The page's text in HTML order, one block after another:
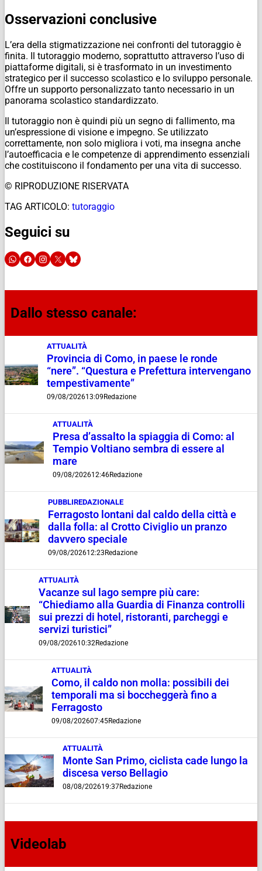
Osservazioni conclusive
L’era della stigmatizzazione nei confronti del tutoraggio è
finita. Il tutoraggio moderno, soprattutto attraverso l’uso di
piattaforme digitali, si è trasformato in un investimento
strategico per il successo scolastico e lo sviluppo personale.
Offre un supporto personalizzato tanto necessario in un
panorama scolastico standardizzato.
Il tutoraggio non è quindi più un segno di fallimento, ma
un’espressione di visione e impegno. Se utilizzato
correttamente, non solo migliora i voti, ma insegna anche
l’autoefficacia e le competenze di apprendimento essenziali
che costituiscono il fondamento per una vita di successo.
© RIPRODUZIONE RISERVATA
TAG ARTICOLO: tutoraggio
Seguici su
Dallo stesso canale:
ATTUALITÀ
Provincia di Como, in paese le ronde
“nere”. “Questura e Prefettura intervengano
tempestivamente”
09/08/202613:09 Redazione
ATTUALITÀ
Presa d’assalto la spiaggia di Como: al
Tempio Voltiano sembra di essere al
mare
09/08/202612:46Redazione
PUBBLIREDAZIONALE
Ferragosto lontani dal caldo della città e
dalla folla: al Crotto Civiglio un pranzo
davvero speciale
09/08/202612:23 Redazione
ATTUALITÀ
Vacanze sul lago sempre più care:
“Chiediamo alla Guardia di Finanza controlli
sui prezzi di hotel, ristoranti, parcheggi e
servizi turistici”
09/08/202610:32Redazione
ATTUALITÀ
Como, il caldo non molla: possibili dei
temporali ma si boccheggerà fino a
Ferragosto
09/08/202607:45Redazione
ATTUALITÀ
Monte San Primo, ciclista cade lungo la
discesa verso Bellagio
08/08/202619:37Redazione
Videolab